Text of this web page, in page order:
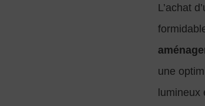
L’achat
une